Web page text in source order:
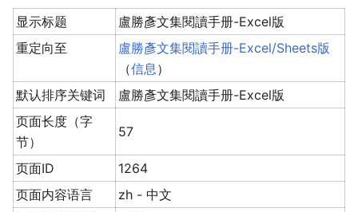
显示标题
盧勝彥文集閱讀手册-Excel版
重定向至
盧勝彥文集閱讀手册-Excel/Sheets版
（信息）
默认排序关键词
盧勝彥文集閱讀手册-Excel版
页面长度（字
节）
57
页面ID
1264
页面内容语言
zh - 中文